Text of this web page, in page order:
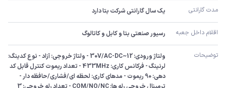
مدت گارانتی یک سال گارانتی شرکت بتا دارد
اقلام داخل جعبه رسیور صنعتی بتا و کابل و کاتالوگ
توضیحات